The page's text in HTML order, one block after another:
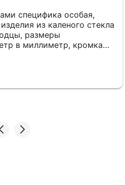
специфика особая,
из каленого стекла
размеры
в миллиметр, кромка
Менеджеры толковые,
работать дальше.